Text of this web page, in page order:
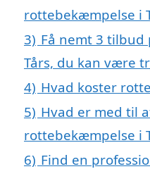
rottebekæmpelse i
3) Få nemt 3
Tårs, du kan være
4) Hvad koster
5) Hvad er med til
rottebekæmpelse i
6) Find en